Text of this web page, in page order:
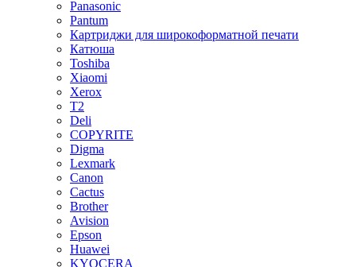
Panasonic
Pantum
Картриджи для широкоформатной печати
Катюша
Toshiba
Xiaomi
Xerox
T2
Deli
COPYRITE
Digma
Lexmark
Canon
Cactus
Brother
Avision
Epson
Huawei
KYOCERA